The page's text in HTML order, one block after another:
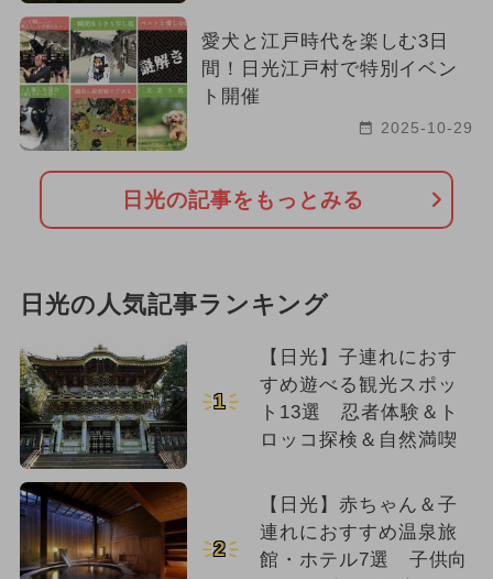
愛犬と江戸時代を楽しむ3日
間！日光江戸村で特別イベン
ト開催
2025-10-29
日光の記事をもっとみる
日光の人気記事ランキング
1
【日光】子連れにおす
すめ遊べる観光スポッ
ト13選 忍者体験＆ト
ロッコ探検＆自然満喫
2
【日光】赤ちゃん＆子
連れにおすすめ温泉旅
館・ホテル7選 子供向